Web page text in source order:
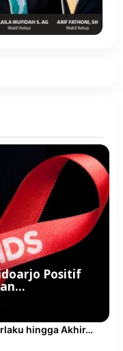
Positif
hingga Akhir…